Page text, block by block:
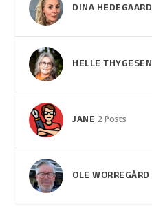
DINA HEDEGAARD
HELLE THYGESEN
JANE 2 Posts
OLE WORREGÅRD